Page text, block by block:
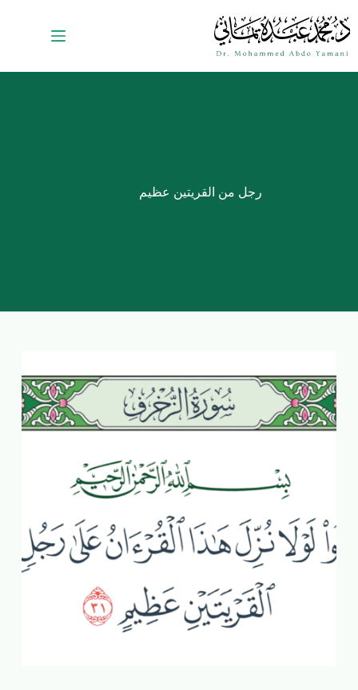
رجل من القريتين عظيم